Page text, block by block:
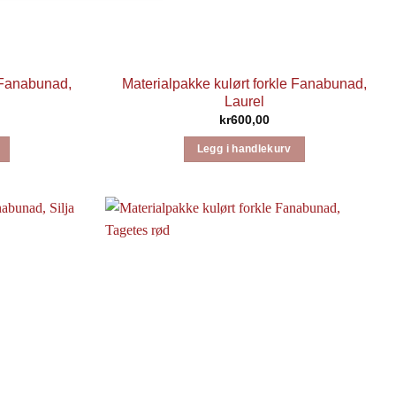
Materialpakke kulørt forkle Fanabunad,
Laurel
kr600,00
Legg i handlekurv